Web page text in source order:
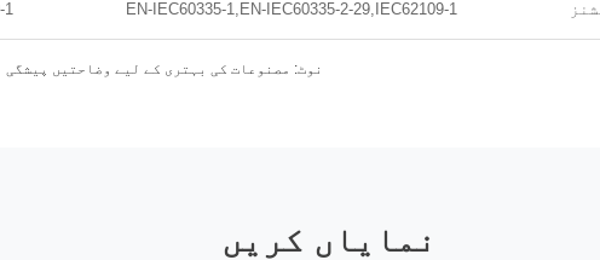
EN-IEC60335-1,EN-IEC60335-2-29,IEC62109-1
1
نوٹ: مصنوعات کی بہتری کے لیے وضاحتیں پیشگی
نمایاں کریں